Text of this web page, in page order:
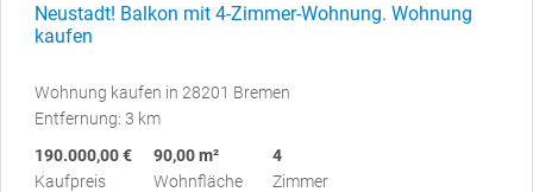
Neustadt! Balkon mit 4-Zimmer-Wohnung. Wohnung
kaufen
Wohnung kaufen in 28201 Bremen
Entfernung: 3 km
190.000,00 €
Kaufpreis
90,00 m²
Wohnfläche
4
Zimmer